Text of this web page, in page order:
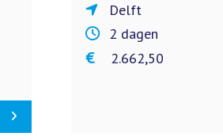
Delft
2 dagen
€ 2.662,50